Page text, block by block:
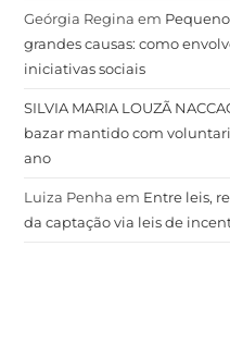
Geórgia Regina em
grandes causas: como
iniciativas sociais
SILVIA MARIA LOUZÃ
bazar mantido com
ano
Luiza Penha em Entre leis,
da captação via leis de